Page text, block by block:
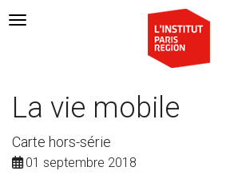
Navigation Toggle
La vie mobile
Carte hors-série
01 septembre 2018